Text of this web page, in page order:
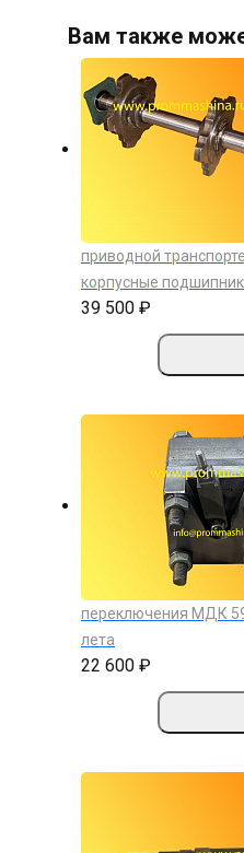
Вам также
приводной
корпусные
39 500 ₽
переключения МДК
лета
22 600 ₽